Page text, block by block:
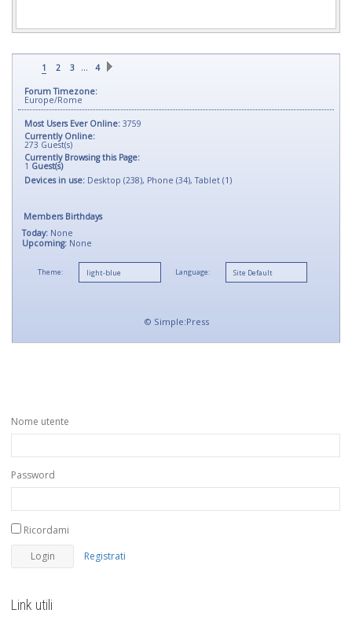
1 2 3 … 4
Forum Timezone:
Europe/Rome
Most Users Ever Online: 3759
Currently Online:
273 Guest(s)
Currently Browsing this Page:
1 Guest(s)
Devices in use: Desktop (238), Phone (34), Tablet (1)
Members Birthdays
Today: None
Upcoming: None
Theme: Language:
© Simple:Press
Nome utente
Password
Ricordami
Registrati
Link utili